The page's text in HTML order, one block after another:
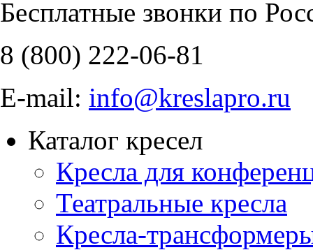
Бесплатные звонки по
8 (800) 222-06-81
E-mail: info@kreslapro.ru
Каталог кресел
Кресла для
Театральные кресла
Кресла-